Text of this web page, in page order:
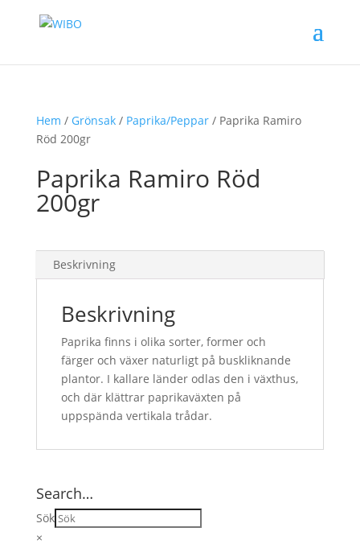
Hem / Grönsak/ Paprika/Peppar/ Paprika Ramiro
Röd 200gr
Paprika Ramiro Röd
200gr
Beskrivning
Beskrivning
Paprika finns i olika sorter, former och
färger och växer naturligt på buskliknande
plantor. I kallare länder odlas den i växthus,
och där klättrar paprikaväxten på
uppspända vertikala trådar.
Search…
Sök
×